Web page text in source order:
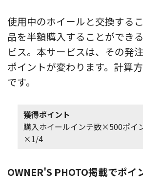
使用中のホイールと交換する
品を半額購入することができ
ビス。本サービスは、その発
ポイントが変わります。計算
です。
獲得ポイント
購入ホイールインチ数×500ポイ
×1/4
OWNER'S PHOTO掲載でポイ